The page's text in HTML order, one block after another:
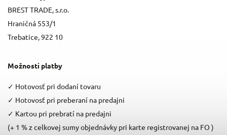
BREST TRADE, s.r.o.
Hraničná 553/1
Trebatice, 922 10
Možnosti platby
✓ Hotovosť pri dodaní tovaru
✓ Hotovosť pri preberaní na predajni
✓ Kartou pri prebratí na predajni
(+ 1 % z celkovej sumy objednávky pri karte registrovanej na FO )